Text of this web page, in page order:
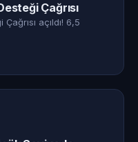
Çağrısı
açıldı! 6,5